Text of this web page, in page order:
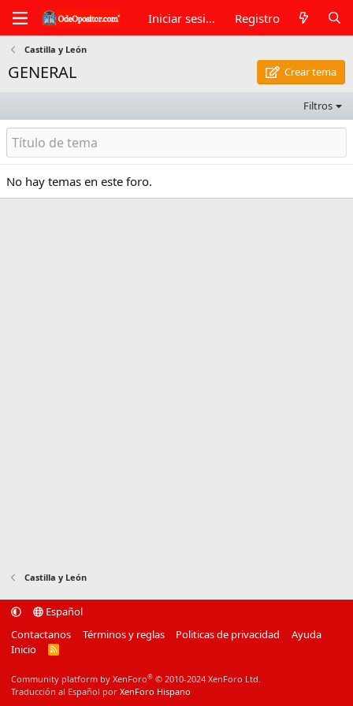
Iniciar sesión Registro
Castilla y León
GENERAL Crear tema
Filtros
No hay temas en este foro.
Castilla y León
Español
Contactanos
Términos y reglas Politicas de privacidad
Ayuda
Inicio
R
Community platform by XenForo® © 2010-2024 XenForo Ltd.
Traducción al Español por XenForo Hispano